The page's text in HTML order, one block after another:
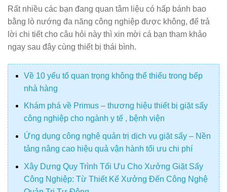
Rất nhiều các bạn đang quan tâm liệu có hấp bánh bao
bằng lò nướng đa năng công nghiệp được không, để trả
lời chi tiết cho câu hỏi này thì xin mời cá bạn tham khảo
ngay sau đây cùng thiết bị thái bình.
Về 10 yếu tố quan trọng không thể thiếu trong bếp
nhà hàng
Khám phá về Primus – thương hiệu thiết bị giặt sấy
công nghiệp cho ngành y tế , bệnh viện
Ứng dụng công nghệ quản trị dịch vụ giặt sấy – Nền
tảng nâng cao hiệu quả vận hành tối ưu chi phí
Xây Dựng Quy Trình Tối Ưu Cho Xưởng Giặt Sấy
Công Nghiệp: Từ Thiết Kế Xưởng Đến Công Nghệ